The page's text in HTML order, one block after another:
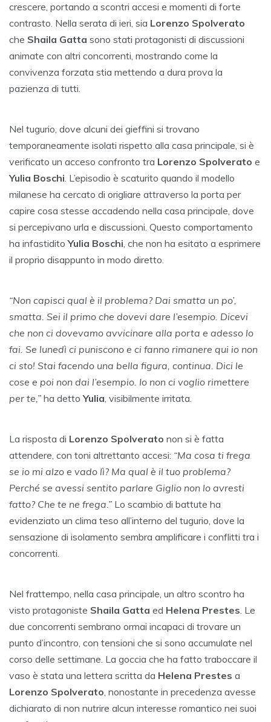
crescere, portando a scontri accesi e momenti di forte
contrasto. Nella serata di ieri, sia Lorenzo Spolverato
che Shaila Gatta sono stati protagonisti di discussioni
animate con altri concorrenti, mostrando come la
convivenza forzata stia mettendo a dura prova la
pazienza di tutti.
Nel tugurio, dove alcuni dei gieffini si trovano
temporaneamente isolati rispetto alla casa principale, si è
verificato un acceso confronto tra Lorenzo Spolverato e
Yulia Boschi. L’episodio è scaturito quando il modello
milanese ha cercato di origliare attraverso la porta per
capire cosa stesse accadendo nella casa principale, dove
si percepivano urla e discussioni. Questo comportamento
ha infastiditoYulia Boschi, che non ha esitato a esprimere
il proprio disappunto in modo diretto.
“Non capisci qual è il problema? Dai smatta un po’,
smatta. Sei il primo che dovevi dare l’esempio. Dicevi
che non ci dovevamo avvicinare alla porta e adesso lo
fai. Se lunedì ci puniscono e ci fanno rimanere qui io non
ci sto! Stai facendo una bella figura, continua. Dici le
cose e poi non dai l’esempio. Io non ci voglio rimettere
per te,” ha dettoYulia, visibilmente irritata.
La risposta di Lorenzo Spolverato non si è fatta
attendere, con toni altrettanto accesi: “Ma cosa ti frega
se io mi alzo e vado lì? Ma qual è il tuo problema?
Perché se avessi sentito parlare Giglio non lo avresti
fatto? Che te ne frega.” Lo scambio di battute ha
evidenziato un clima teso all’interno del tugurio, dove la
sensazione di isolamento sembra amplificare i conflitti tra i
concorrenti.
Nel frattempo, nella casa principale, un altro scontro ha
visto protagoniste Shaila Gatta ed Helena Prestes. Le
due concorrenti sembrano ormai incapaci di trovare un
punto d’incontro, con tensioni che si sono accumulate nel
corso delle settimane. La goccia che ha fatto traboccare il
vaso è stata una lettera scritta da Helena Prestes a
Lorenzo Spolverato, nonostante in precedenza avesse
dichiarato di non nutrire alcun interesse romantico nei suoi